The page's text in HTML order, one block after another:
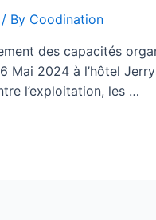
/ By Coodination
des capacités
Mai 2024 à l’hôtel
l’exploitation, les …